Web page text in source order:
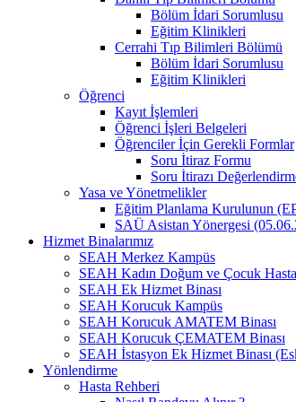
Bölüm İdari Sorumlusu
Eğitim Klinikleri
Cerrahi Tıp Bilimleri Bölümü
Bölüm İdari Sorumlusu
Eğitim Klinikleri
Öğrenci
Kayıt İşlemleri
Öğrenci İşleri Belgeleri
Öğrenciler İçin Gerekli Formlar
Soru İtiraz Formu
Soru İtirazı
Yasa ve Yönetmelikler
Eğitim Planlama Kurulunun
SAÜ Asistan Yönergesi
Hizmet Binalarımız
SEAH Merkez Kampüs
SEAH Kadın Doğum ve Çocuk
SEAH Ek Hizmet Binası
SEAH Korucuk Kampüs
SEAH Korucuk AMATEM Binası
SEAH Korucuk ÇEMATEM Binası
SEAH İstasyon Ek Hizmet Binası
Yönlendirme
Hasta Rehberi